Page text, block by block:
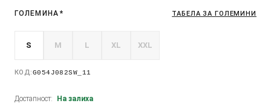
ГОЛЕМИНА * ТАБЕЛА ЗА ГОЛЕМИНИ
S M L XL XXL
КОД:G054J082SW_11
Достапност: На залиха